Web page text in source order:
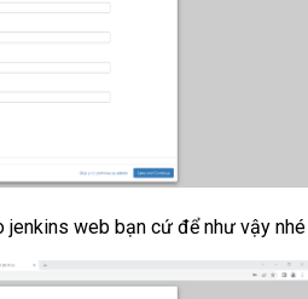
jenkins web bạn cứ để như vậy nhé